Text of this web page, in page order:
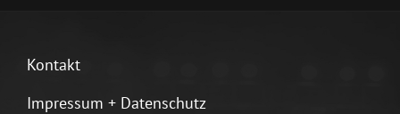
Kontakt
Impressum + Datenschutz